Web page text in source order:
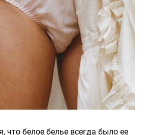
что белое белье всегда было ее